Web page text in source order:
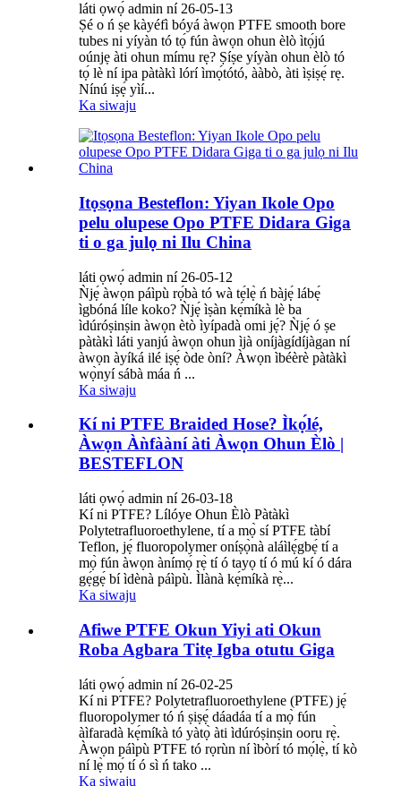
láti ọwọ́ admin ní 26-05-13
Ṣé o ń ṣe kàyéfì bóyá àwọn PTFE smooth bore
tubes ni yíyàn tó tọ́ fún àwọn ohun èlò ìtọ́jú
oúnjẹ àti ohun mímu rẹ? Ṣíṣe yíyàn ohun èlò tó
tọ́ lè ní ipa pàtàkì lórí ìmọ́tótó, ààbò, àti ìṣiṣẹ́ rẹ.
Nínú iṣẹ́ yìí...
Ka siwaju
Itọsọna Besteflon: Yiyan Ikole Opo
pelu olupese Opo PTFE Didara Giga
ti o ga julọ ni Ilu China
láti ọwọ́ admin ní 26-05-12
Ǹjẹ́ àwọn páìpù rọ́bà tó wà tẹ́lẹ̀ ń bàjẹ́ lábẹ́
ìgbóná líle koko? Ǹjẹ́ ìṣàn kẹ́míkà lè ba
ìdúróṣinṣin àwọn ètò ìyípadà omi jẹ́? Ǹjẹ́ ó ṣe
pàtàkì láti yanjú àwọn ohun ìjà oníjàgídíjàgan ní
àwọn àyíká ilé iṣẹ́ òde òní? Àwọn ìbéèrè pàtàkì
wọ̀nyí sábà máa ń ...
Ka siwaju
Kí ni PTFE Braided Hose? Ìkọ́lé,
Àwọn Àǹfààní àti Àwọn Ohun Èlò |
BESTEFLON
láti ọwọ́ admin ní 26-03-18
Kí ni PTFE? Lílóye Ohun Èlò Pàtàkì
Polytetrafluoroethylene, tí a mọ̀ sí PTFE tàbí
Teflon, jẹ́ fluoropolymer oníṣọ̀nà aláìlẹ́gbẹ́ tí a
mọ̀ fún àwọn ànímọ́ rẹ̀ tí ó tayọ tí ó mú kí ó dára
gẹ́gẹ́ bí ìdènà páìpù. Ìlànà kẹ́míkà rẹ̀...
Ka siwaju
Afiwe PTFE Okun Yiyi ati Okun
Roba Agbara Titẹ Igba otutu Giga
láti ọwọ́ admin ní 26-02-25
Kí ni PTFE? Polytetrafluoroethylene (PTFE) jẹ́
fluoropolymer tó ń ṣiṣẹ́ dáadáa tí a mọ̀ fún
àìfaradà kẹ́míkà tó yàtọ̀ àti ìdúróṣinṣin ooru rẹ̀.
Àwọn páìpù PTFE tó rọrùn ní ìbòrí tó mọ́lẹ̀, tí kò
ní lẹ̀ mọ́ tí ó sì ń tako ...
Ka siwaju